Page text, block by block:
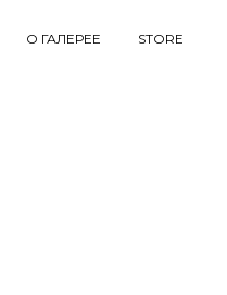
О ГАЛЕРЕЕ STORE